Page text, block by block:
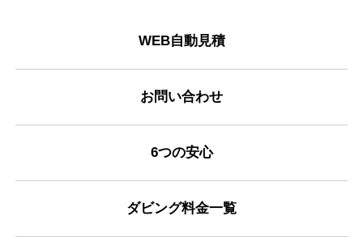
WEB自動見積
お問い合わせ
6つの安心
ダビング料金一覧